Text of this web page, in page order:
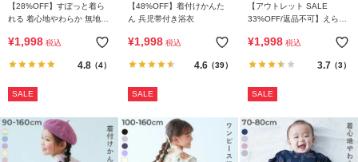
か
ら
探
す
特
集
【28%OFF】すぽっと着ら
れる 着心地やわらか 無地
¥1,998 税込
4.8（4）
SALE
【48%OFF】着付けかんた
ん 兵児帯付き浴衣
¥1,998 税込
4.6（39）
SALE
【アウトレット SALE
33%OFF/返品不可】えらべ
ズ甚平
¥1,998 税込
3.7（3）
SALE